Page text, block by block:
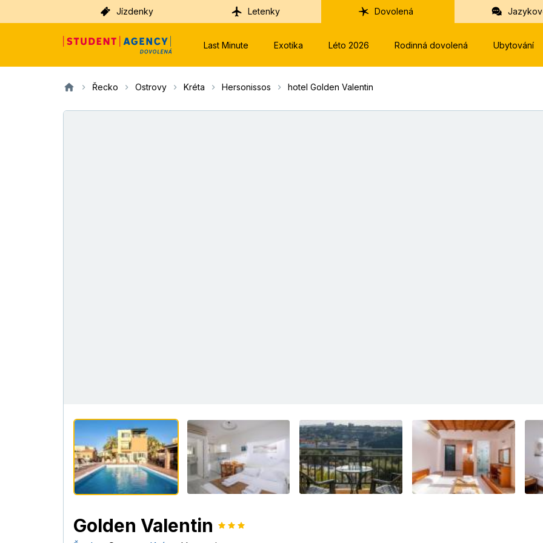
Jízdenky Letenky Dovolená
Last Minute Exotika Léto 2026 Rodinná dovolená Ubytování
Řecko Ostrovy Kréta Hersonissos hotel Golden Valentin
Golden Valentin